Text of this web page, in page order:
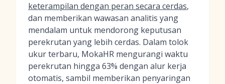
keterampilan dengan peran secara cerdas,
dan memberikan wawasan analitis yang
mendalam untuk mendorong keputusan
perekrutan yang lebih cerdas. Dalam tolok
ukur terbaru, MokaHR mengurangi waktu
perekrutan hingga 63% dengan alur kerja
otomatis, sambil memberikan penyaringan